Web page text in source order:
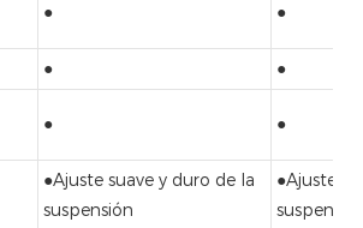
● ●
●
●
● ●
●Ajuste suave y duro de la
suspensión
●Ajuste